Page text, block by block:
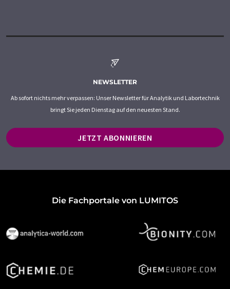
NEWSLETTER
Ab sofort nichts mehr verpassen: Unser Newsletter für Analytik und Labortechnik
bringt Sie jeden Dienstag auf den neuesten Stand.
JETZT ABONNIEREN
Die Fachportale von LUMITOS